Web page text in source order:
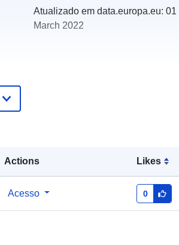
Actions Likes
Acesso 0
Atualizado em data.europa.eu: 01
March 2022
4773-b8ef-9e9bbffcfa87
http://data.europa.eu/88u/dataset/fr-
120066022-srv-788eaaeb-1144-
497a-98f6-5a73997ccc9b